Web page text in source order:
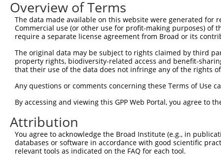
Overview of Terms
The data made available on this website were generated
Commercial use (or other use for profit-making purposes) of
require a separate license agreement from Broad or its
The original data may be subject to rights claimed by third
property rights, biodiversity-related access and benefit-
that their use of the data does not infringe any of the rights
Any questions or comments concerning these Terms of Use
By accessing and viewing this GPP Web Portal, you agree to
Attribution
You agree to acknowledge the Broad Institute (e.g., in
databases or software in accordance with good scientific
relevant tools as indicated on the FAQ for each tool.